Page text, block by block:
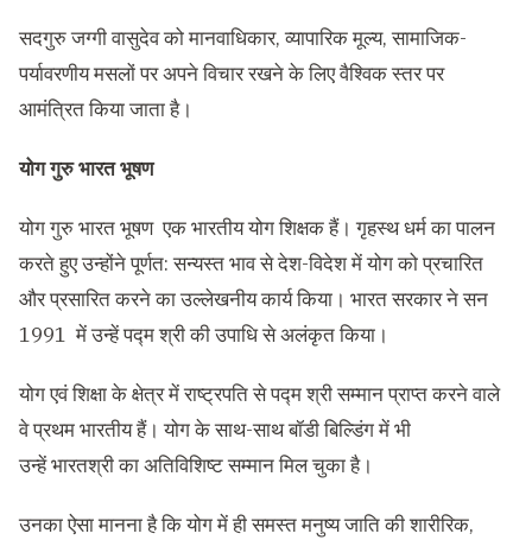
सदगुरु जग्गी वासुदेव को मानवाधिकार, व्यापारिक मूल्य, सामाजिक-
पर्यावरणीय मसलों पर अपने विचार रखने के लिए वैश्विक स्तर पर
आमंत्रित किया जाता है।
योग गुरु भारत भूषण
योग गुरु भारत भूषण एक भारतीय योग शिक्षक हैं। गृहस्थ धर्म का पालन
करते हुए उन्होंने पूर्णत: सन्यस्त भाव से देश-विदेश में योग को प्रचारित
और प्रसारित करने का उल्लेखनीय कार्य किया। भारत सरकार ने सन
1991 में उन्हें पद्म श्री की उपाधि से अलंकृत किया।
योग एवं शिक्षा के क्षेत्र में राष्ट्रपति से पद्म श्री सम्मान प्राप्त करने वाले
वे प्रथम भारतीय हैं। योग के साथ-साथ बॉडी बिल्डिंग में भी
उन्हें भारतश्री का अतिविशिष्ट सम्मान मिल चुका है।
उनका ऐसा मानना है कि योग में ही समस्त मनुष्य जाति की शारीरिक,